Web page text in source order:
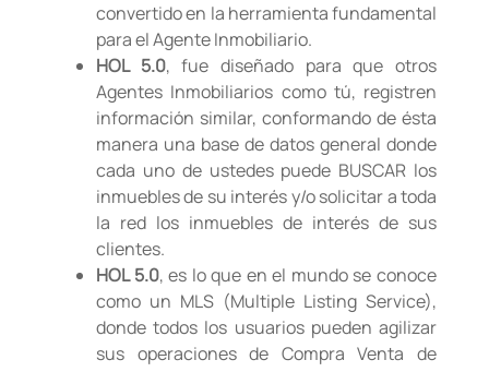
convertido en la herramienta fundamental
para el Agente Inmobiliario.
HOL 5.0, fue diseñado para que otros
Agentes Inmobiliarios como tú, registren
información similar, conformando de ésta
manera una base de datos general donde
cada uno de ustedes puede BUSCAR los
inmuebles de su interés y/o solicitar a toda
la red los inmuebles de interés de sus
clientes.
HOL 5.0, es lo que en el mundo se conoce
como un MLS (Multiple Listing Service),
donde todos los usuarios pueden agilizar
sus operaciones de Compra Venta de